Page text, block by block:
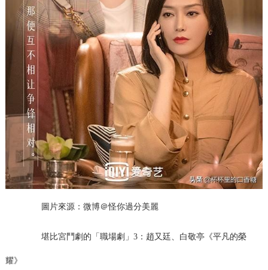
圖片來源：微博＠怪你過分美麗
堪比宮鬥劇的「職場劇」3：趙又廷、白敬亭《平凡的榮
耀》